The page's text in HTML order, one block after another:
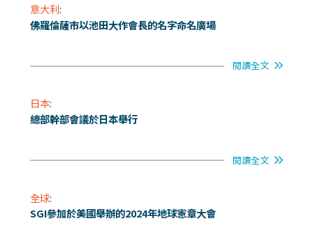
意大利:
佛羅倫薩市以池田大作會長的名字命名廣場
閱讀全文
日本:
總部幹部會議於日本舉行
閱讀全文
全球:
SGI參加於美國舉辦的2024年地球憲章大會